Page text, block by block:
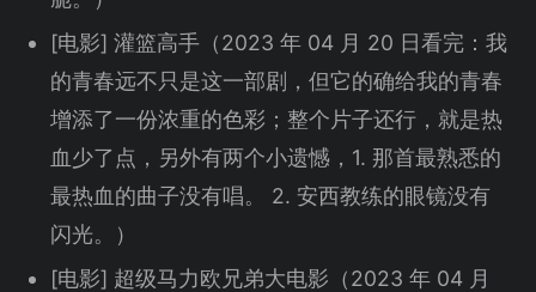
[电影] 灌篮高手（2023 年 04 月 20 日看完：我
的青春远不只是这一部剧，但它的确给我的青春
增添了一份浓重的色彩；整个片子还行，就是热
血少了点，另外有两个小遗憾，1. 那首最熟悉的
最热血的曲子没有唱。 2. 安西教练的眼镜没有
闪光。）
[电影] 超级马力欧兄弟大电影（2023 年 04 月